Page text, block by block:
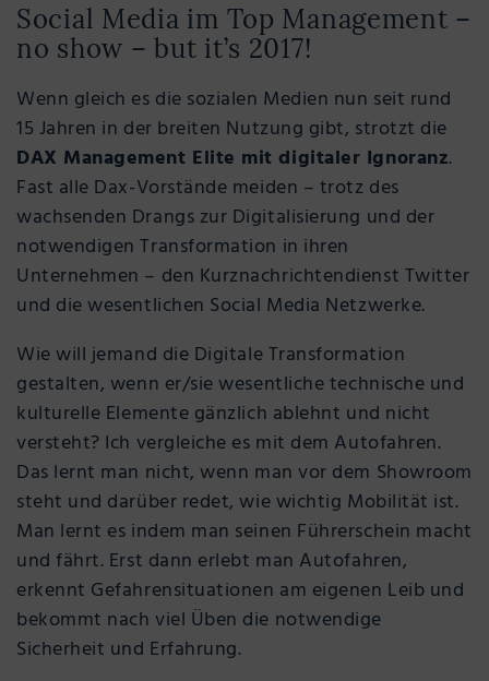
Social Media im Top Management –
no show – but it’s 2017!
Wenn gleich es die sozialen Medien nun seit rund
15 Jahren in der breiten Nutzung gibt, strotzt die
DAX Management Elite mit digitaler Ignoranz.
Fast alle Dax-Vorstände meiden – trotz des
wachsenden Drangs zur Digitalisierung und der
notwendigen Transformation in ihren
Unternehmen – den Kurznachrichtendienst Twitter
und die wesentlichen Social Media Netzwerke.
Wie will jemand die Digitale Transformation
gestalten, wenn er/sie wesentliche technische und
kulturelle Elemente gänzlich ablehnt und nicht
versteht? Ich vergleiche es mit dem Autofahren.
Das lernt man nicht, wenn man vor dem Showroom
steht und darüber redet, wie wichtig Mobilität ist.
Man lernt es indem man seinen Führerschein macht
und fährt. Erst dann erlebt man Autofahren,
erkennt Gefahrensituationen am eigenen Leib und
bekommt nach viel Üben die notwendige
Sicherheit und Erfahrung.